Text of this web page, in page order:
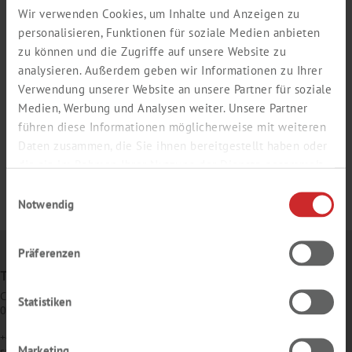
Wir verwenden Cookies, um Inhalte und Anzeigen zu
personalisieren, Funktionen für soziale Medien anbieten
zu können und die Zugriffe auf unsere Website zu
analysieren. Außerdem geben wir Informationen zu Ihrer
Verwendung unserer Website an unsere Partner für soziale
Medien, Werbung und Analysen weiter. Unsere Partner
führen diese Informationen möglicherweise mit weiteren
Daten zusammen, die Sie ihnen bereitgestellt haben oder
Notwendig
Präferenzen
Statistiken
TH. GEYER POLSKA SP. Z O.O.
Czeska 22A
03-902 Warszawa
+48 22 427 64 64